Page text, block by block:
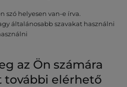
szó helyesen van-e írva.
általánosabb szavakat használni
az Ön számára
további elérhető